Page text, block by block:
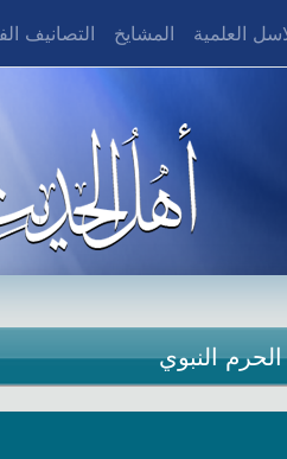
العلمية المشايخ التصانيف
النبوي